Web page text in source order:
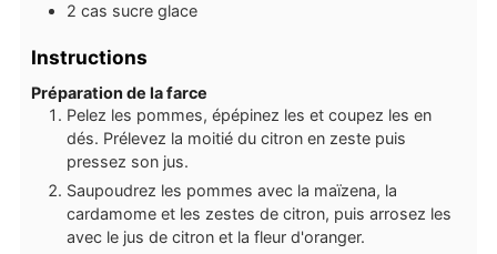
2 cas sucre glace
Instructions
Préparation de la farce
Pelez les pommes, épépinez les et coupez les en
dés. Prélevez la moitié du citron en zeste puis
pressez son jus.
Saupoudrez les pommes avec la maïzena, la
cardamome et les zestes de citron, puis arrosez les
avec le jus de citron et la fleur d'oranger.